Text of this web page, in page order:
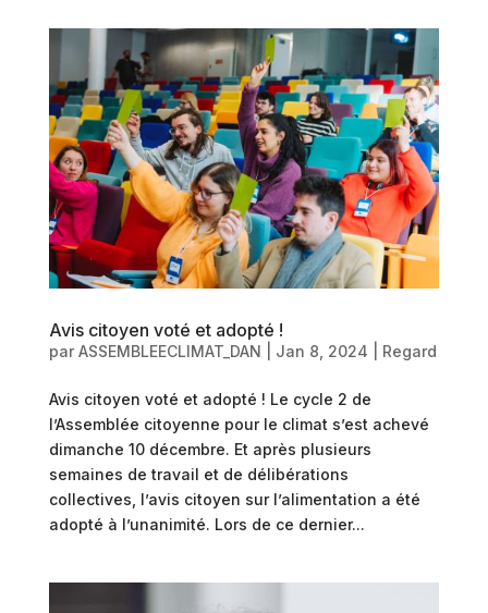
Avis citoyen voté et adopté !
par ASSEMBLEECLIMAT_DAN Jan 8, 2024 Regard
Avis citoyen voté et adopté ! Le cycle 2 de
l’Assemblée citoyenne pour le climat s’est achevé
dimanche 10 décembre. Et après plusieurs
semaines de travail et de délibérations
collectives, l’avis citoyen sur l’alimentation a été
adopté à l’unanimité. Lors de ce dernier...